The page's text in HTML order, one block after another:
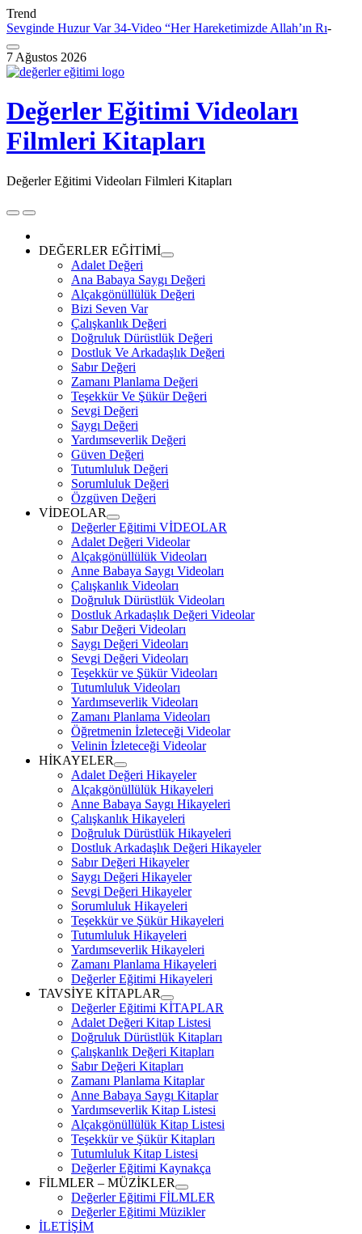
Trend
Sevginde Huzur Var 34-Video “Her Hareketimizde Allah’ın
Rızasını Gözetmeliy
Skip
to
7 Ağustos 2026
Değerler Eğitimi Videoları
Filmleri Kitapları
content
DEĞERLER EĞİTİMİ
expand
child
menu
Adalet Değeri
Ana Babaya Saygı Değeri
Alçakgönüllülük Değeri
Bizi Seven Var
Çalışkanlık Değeri
Doğruluk Dürüstlük Değeri
Dostluk Ve Arkadaşlık Değeri
Sabır Değeri
Zamanı Planlama Değeri
Teşekkür Ve Şükür Değeri
Sevgi Değeri
Saygı Değeri
Yardımseverlik Değeri
Güven Değeri
Tutumluluk Değeri
Sorumluluk Değeri
Özgüven Değeri
VİDEOLAR
expand
child
menu
Değerler Eğitimi VİDEOLAR
Adalet Değeri Videolar
Alçakgönüllülük Videoları
Anne Babaya Saygı Videoları
Çalışkanlık Videoları
Doğruluk Dürüstlük Videoları
Dostluk Arkadaşlık Değeri Videolar
Sabır Değeri Videoları
Saygı Değeri Videoları
Sevgi Değeri Videoları
Teşekkür ve Şükür Videoları
Tutumluluk Videoları
Yardımseverlik Videoları
Zamanı Planlama Videoları
Öğretmenin İzleteceği Videolar
Velinin İzleteceği Videolar
HİKAYELER
expand
child
menu
Adalet Değeri Hikayeler
Alçakgönüllülük Hikayeleri
Anne Babaya Saygı Hikayeleri
Çalışkanlık Hikayeleri
Doğruluk Dürüstlük Hikayeleri
Dostluk Arkadaşlık Değeri Hikayeler
Sabır Değeri Hikayeler
Saygı Değeri Hikayeler
Sevgi Değeri Hikayeler
Sorumluluk Hikayeleri
Teşekkür ve Şükür Hikayeleri
Tutumluluk Hikayeleri
Yardımseverlik Hikayeleri
Zamanı Planlama Hikayeleri
Değerler Eğitimi Hikayeleri
TAVSİYE KİTAPLAR
expand
child
menu
Değerler Eğitimi KİTAPLAR
Adalet Değeri Kitap Listesi
Doğruluk Dürüstlük Kitapları
Çalışkanlık Değeri Kitapları
Sabır Değeri Kitapları
Zamanı Planlama Kitaplar
Anne Babaya Saygı Kitaplar
Yardımseverlik Kitap Listesi
Alçakgönüllülük Kitap Listesi
Teşekkür ve Şükür Kitapları
Tutumluluk Kitap Listesi
Değerler Eğitimi Kaynakça
FİLMLER – MÜZİKLER
expand
child
Değerler Eğitimi FİLMLER
Değerler Eğitimi Müzikler